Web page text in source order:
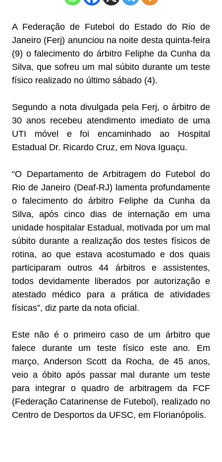
A Federação de Futebol do Estado do Rio de
Janeiro (Ferj) anunciou na noite desta quinta-feira
(9) o falecimento do árbitro Feliphe da Cunha da
Silva, que sofreu um mal súbito durante um teste
físico realizado no último sábado (4).
Segundo a nota divulgada pela Ferj, o árbitro de
30 anos recebeu atendimento imediato de uma
UTI móvel e foi encaminhado ao Hospital
Estadual Dr. Ricardo Cruz, em Nova Iguaçu.
“O Departamento de Arbitragem do Futebol do
Rio de Janeiro (Deaf-RJ) lamenta profundamente
o falecimento do árbitro Feliphe da Cunha da
Silva, após cinco dias de internação em uma
unidade hospitalar Estadual, motivada por um mal
súbito durante a realização dos testes físicos de
rotina, ao que estava acostumado e dos quais
participaram outros 44 árbitros e assistentes,
todos devidamente liberados por autorização e
atestado médico para a prática de atividades
físicas”, diz parte da nota oficial.
Este não é o primeiro caso de um árbitro que
falece durante um teste físico este ano. Em
março, Anderson Scott da Rocha, de 45 anos,
veio a óbito após passar mal durante um teste
para integrar o quadro de arbitragem da FCF
(Federação Catarinense de Futebol), realizado no
Centro de Desportos da UFSC, em Florianópolis.